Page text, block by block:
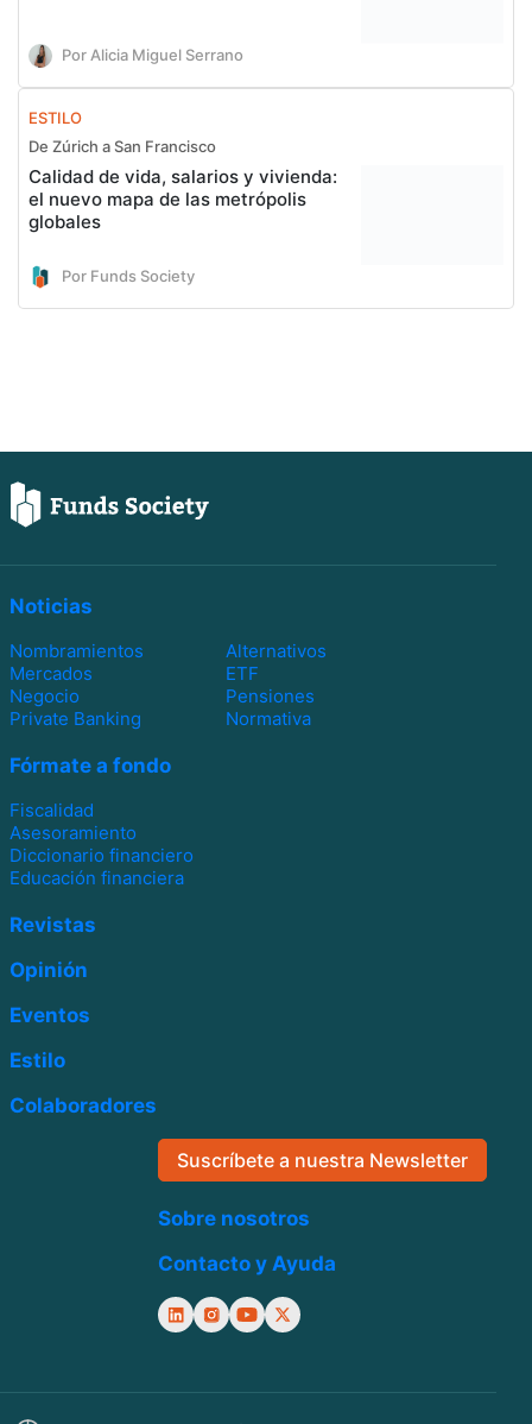
Por Alicia Miguel Serrano
ESTILO
De Zúrich a San Francisco
Calidad de vida, salarios y vivienda:
el nuevo mapa de las metrópolis
globales
Por Funds Society
Noticias
Nombramientos
Alternativos
Mercados
ETF
Negocio
Pensiones
Private Banking
Normativa
Fórmate a fondo
Fiscalidad
Asesoramiento
Diccionario financiero
Educación financiera
Revistas
Opinión
Eventos
Estilo
Colaboradores
Suscríbete a nuestra Newsletter
Sobre nosotros
Contacto y Ayuda